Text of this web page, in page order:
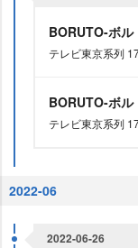
BORUTO-ボ
テレビ東京系列
BORUTO-ボ
テレビ東京系列
2022-06
2022-06-26